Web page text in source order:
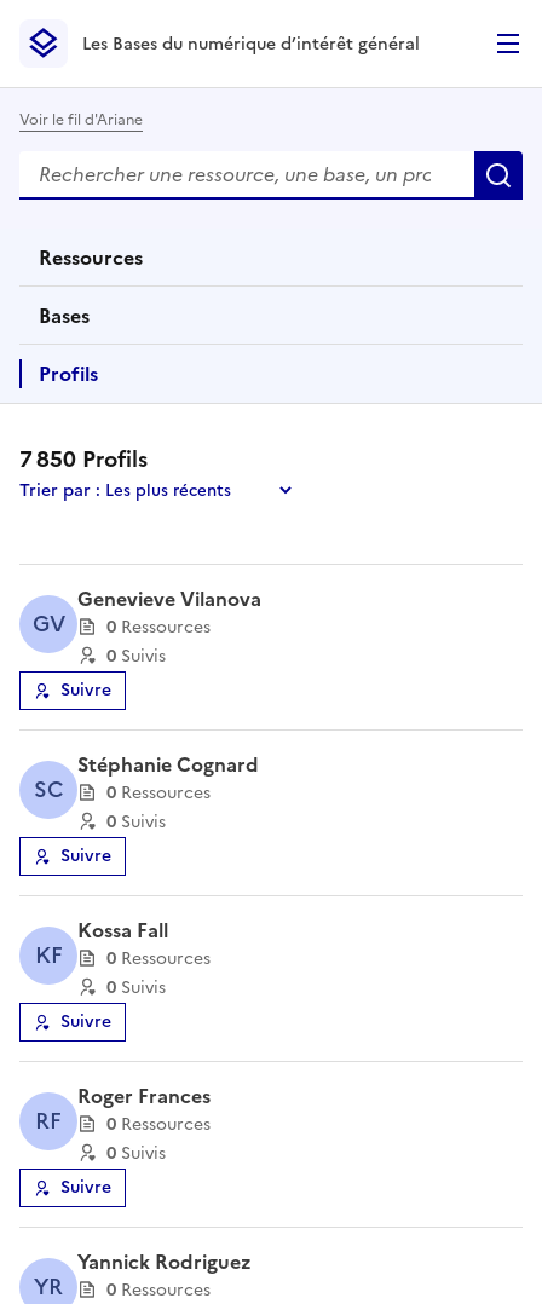
Les Bases du numérique d’intérêt général- Retour à la
Les Bases du numérique d’intérêt général
Voir le fil d'Ariane
Rechercher
Des résultats de recherche apparaissent
Ressources
éléments
Bases
éléments
Profils
éléments
7 850 Profils
Trier par :
GV
Genevieve Vilanova
0 Ressources
0 Suivis
Suivre
SC
Stéphanie Cognard
0 Ressources
0 Suivis
Suivre
KF
Kossa Fall
0 Ressources
0 Suivis
Suivre
RF
Roger Frances
0 Ressources
0 Suivis
Suivre
YR
Yannick Rodriguez
0 Ressources